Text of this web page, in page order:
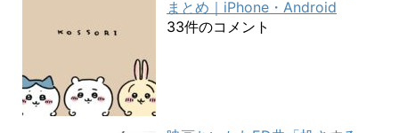
まとめ｜iPhone・Android
33件のコメント